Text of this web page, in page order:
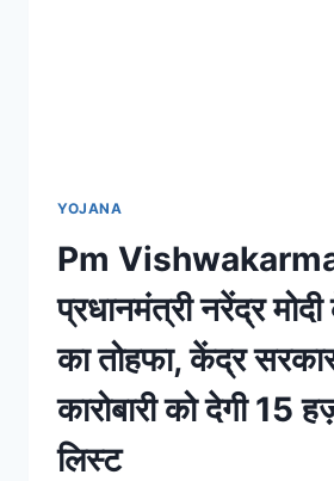
YOJANA
Pm
प्रधानमंत्री नरेंद्र
का तोहफा, केंद्र
कारोबारी को देगी 15
लिस्ट